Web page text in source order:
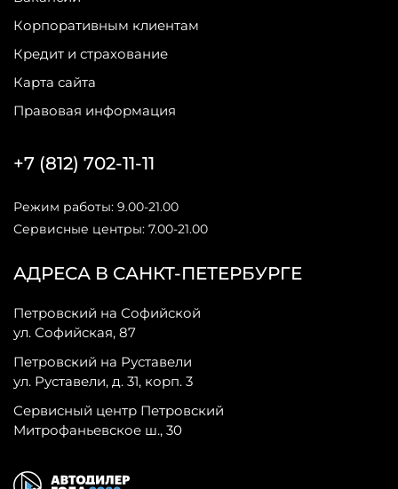
Корпоративным клиентам
Кредит и страхование
Карта сайта
Правовая информация
АДРЕСА В САНКТ-ПЕТЕРБУРГЕ
Петровский на Софийской
ул. Софийская, 87
Петровский на Руставели
ул. Руставели, д. 31, корп. 3
Сервисный центр Петровский
Митрофаньевское ш., 30
+7 (812) 702-11-11
Режим работы: 9.00-21.00
Сервисные центры: 7.00-21.00